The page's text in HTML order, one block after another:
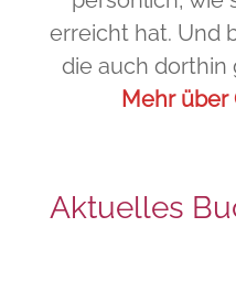
erreicht hat. Und
die auch dorthin
Mehr über
Aktuelles